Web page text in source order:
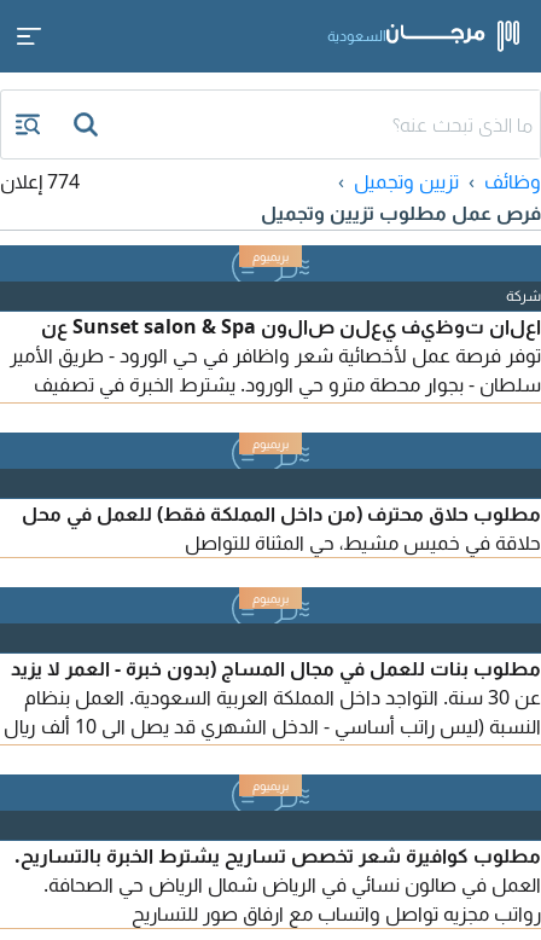
السعودية
وظائف
تزيين وتجميل
فرص عمل مطلوب تزيين وتجميل
774 إعلان
شركة
اعلان توظيف يعلن صالون Sunset salon & Spa عن
توفر فرصة عمل لأخصائية شعر واظافر في حي الورود - طريق الأمير
سلطان - بجوار محطة مترو حي الورود. يشترط الخبرة في تصفيف
والالتزام. نوفر نقل كفالة، راتبا مجزيا حسب الخبرة، وبيئة عمل راقية
ومستقرة. للتقديم والاستفسار
مطلوب حلاق محترف (من داخل المملكة فقط) للعمل في محل
حلاقة في خميس مشيط، حي المثناة للتواصل
مطلوب بنات للعمل في مجال المساج (بدون خبرة - العمر لا يزيد
عن 30 سنة. التواجد داخل المملكة العربية السعودية. العمل بنظام
النسبة (ليس راتب أساسي - الدخل الشهري قد يصل الى 10 ألف ريال
العميل داخل المملكة. العمل في جميع أنحاء السعودية للتقديم ارسال
صورتك الشخصية وعمرك ومكان التواجد
مطلوب كوافيرة شعر تخصص تساريح يشترط الخبرة بالتساريح.
العمل في صالون نسائي في الرياض شمال الرياض حي الصحافة.
رواتب مجزيه تواصل واتساب مع ارفاق صور للتساريح